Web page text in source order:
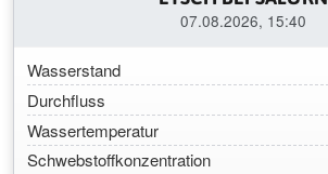
07.08.2026, 15:40
Wasserstand
Durchfluss
Wassertemperatur
Schwebstoffkonzentration